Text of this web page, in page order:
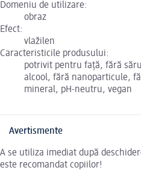
Domeniu de utilizare:
obraz
Efect:
vlažilen
Caracteristicile produsului:
potrivit pentru față, fără
alcool, fără nanoparticule,
mineral, pH-neutru, vegan
Avertismente
A se utiliza imediat după
este recomandat copiilor!